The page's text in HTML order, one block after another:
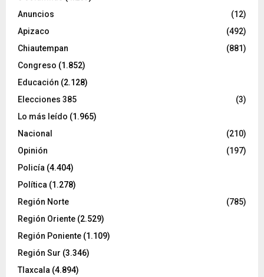
Anuncios
(12)
Apizaco
(492)
Chiautempan
(881)
Congreso (1.852)
Educación (2.128)
Elecciones 385
(3)
Lo más leído (1.965)
Nacional
(210)
Opinión
(197)
Policía (4.404)
Política (1.278)
Región Norte
(785)
Región Oriente (2.529)
Región Poniente (1.109)
Región Sur (3.346)
Tlaxcala (4.894)